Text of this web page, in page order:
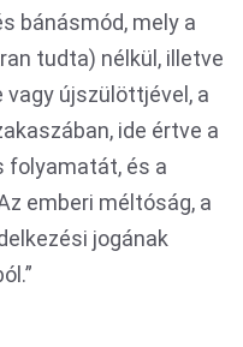
bánásmód, mely a
tudta) nélkül, illetve
újszülöttjével, a
ide értve a
folyamatát, és a
emberi méltóság, a
jogának